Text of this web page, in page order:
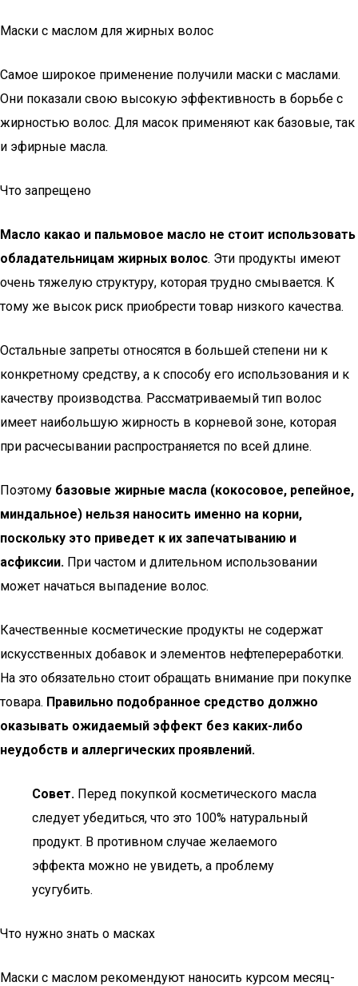
Маски с маслом для жирных волос
Самое широкое применение получили маски с маслами.
Они показали свою высокую эффективность в борьбе с
жирностью волос. Для масок применяют как базовые, так
и эфирные масла.
Что запрещено
Масло какао и пальмовое масло не стоит использовать
обладательницам жирных волос. Эти продукты имеют
очень тяжелую структуру, которая трудно смывается. К
тому же высок риск приобрести товар низкого качества.
Остальные запреты относятся в большей степени ни к
конкретному средству, а к способу его использования и к
качеству производства. Рассматриваемый тип волос
имеет наибольшую жирность в корневой зоне, которая
при расчесывании распространяется по всей длине.
Поэтому базовые жирные масла (кокосовое, репейное,
миндальное) нельзя наносить именно на корни,
поскольку это приведет к их запечатыванию и
асфиксии. При частом и длительном использовании
может начаться выпадение волос.
Качественные косметические продукты не содержат
искусственных добавок и элементов нефтепереработки.
На это обязательно стоит обращать внимание при покупке
товара. Правильно подобранное средство должно
оказывать ожидаемый эффект без каких-либо
неудобств и аллергических проявлений.
Совет. Перед покупкой косметического масла
следует убедиться, что это 100% натуральный
продукт. В противном случае желаемого
эффекта можно не увидеть, а проблему
усугубить.
Что нужно знать о масках
Маски с маслом рекомендуют наносить курсом месяц-